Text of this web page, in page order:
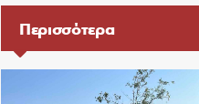
Περισσότερα